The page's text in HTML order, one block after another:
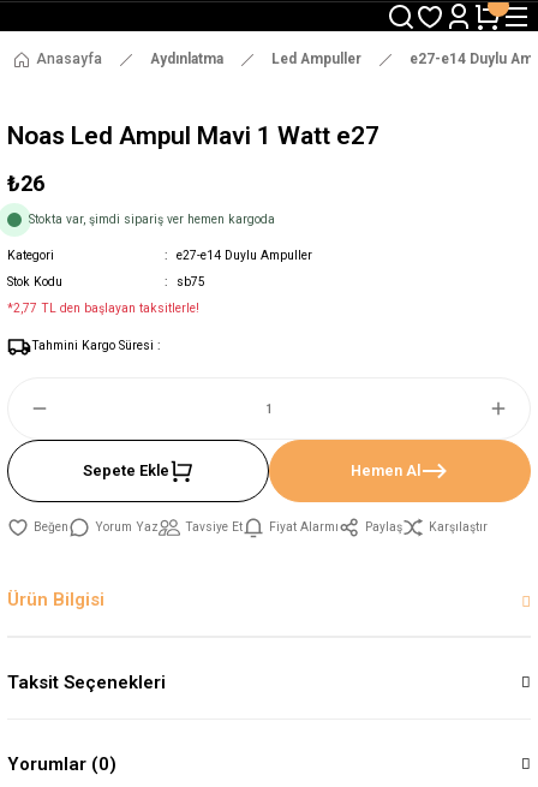
3000 TL ve Üzeri Alışverişlerde Ücretsiz Kargo !
12:00' a Kadar Verilen Siparişlerde Aynı Gün Gönderim !
3000 TL ve Üzeri Alışverişlerde Ücretsiz Kargo !
Anasayfa Aydınlatma Led Ampuller e27-e14 Duylu
Noas Led Ampul Mavi 1 Watt e27
₺26
Stokta var, şimdi sipariş ver hemen kargoda
Kategori
e27-e14 Duylu Ampuller
Stok Kodu
sb75
*2,77 TL den başlayan taksitlerle!
Tahmini Kargo Süresi :
Sepete Ekle Hemen Al
Yorum Yaz Tavsiye Et Fiyat Alarmı Paylaş Karşılaştır
Ürün Bilgisi
Taksit Seçenekleri
Yorumlar (0)